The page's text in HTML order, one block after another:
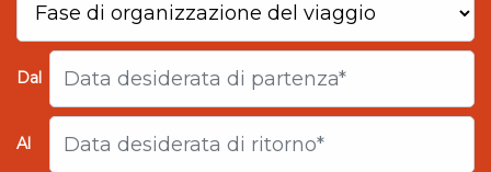
Dal
Al